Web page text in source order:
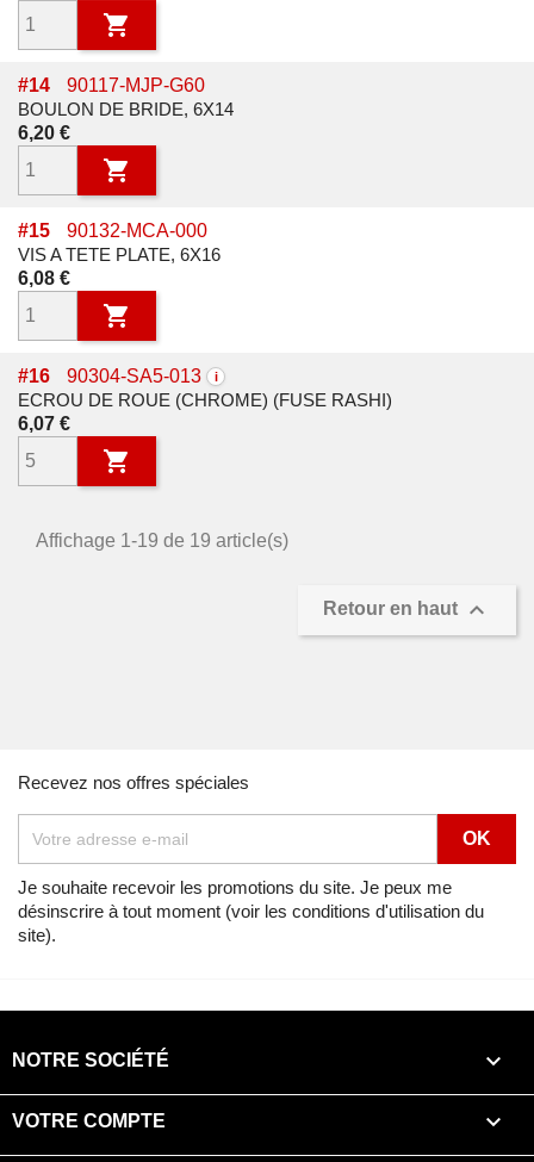

#14
90117-MJP-G60
BOULON DE BRIDE, 6X14
Prix
6,20 €

#15
90132-MCA-000
VIS A TETE PLATE, 6X16
Prix
6,08 €

#16 90304-SA5-013 i
ECROU DE ROUE (CHROME) (FUSE RASHI)
Prix
6,07 €

Affichage 1-19 de 19 article(s)
Retour en haut 
Recevez nos offres spéciales
Je souhaite recevoir les promotions du site. Je peux me
désinscrire à tout moment (voir les conditions d'utilisation du
site).
NOTRE SOCIÉTÉ 
VOTRE COMPTE 